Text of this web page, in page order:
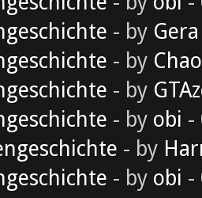
- by Gera
- by
- by
- by obi -
- by
- by obi -